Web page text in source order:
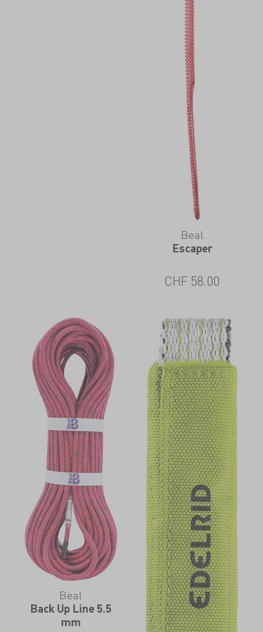
Beal
Escaper
CHF 58.00
Beal
Back Up Line 5.5
mm